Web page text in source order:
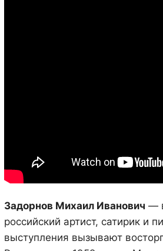
Задорнов Михаил Иванович —
российский артист, сатирик и
выступления вызывают